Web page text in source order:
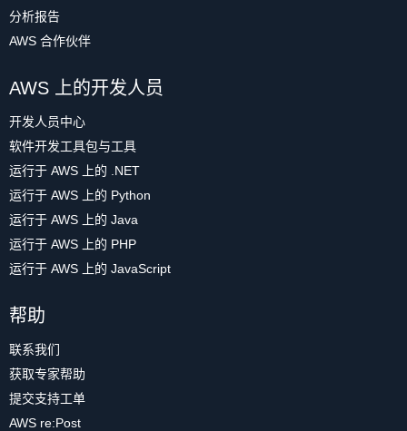
分析报告
AWS 合作伙伴
AWS 上的开发人员
开发人员中心
软件开发工具包与工具
运行于 AWS 上的 .NET
运行于 AWS 上的 Python
运行于 AWS 上的 Java
运行于 AWS 上的 PHP
运行于 AWS 上的 JavaScript
帮助
联系我们
获取专家帮助
提交支持工单
AWS re:Post